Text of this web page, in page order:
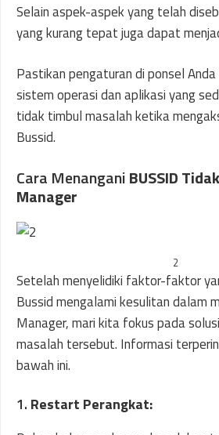
Selain aspek-aspek yang telah
yang kurang tepat juga dapat
Pastikan pengaturan di ponsel
sistem operasi dan aplikasi yang
tidak timbul masalah ketika
Bussid.
Cara MenanganiBUSSID
Manager
2
Setelah menyelidiki faktor-faktor
Bussid mengalami kesulitan dalam
Manager, mari kita fokus pada
masalah tersebut. Informasi
bawah ini.
1. Restart Perangkat: